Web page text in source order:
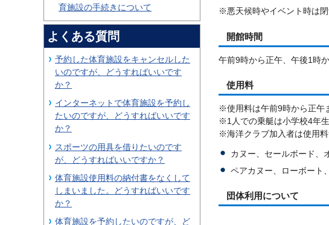
※悪天候時やイベント時は閉
開館時間
午前9時から正午、午後1時
使用料
※使用料は午前9時から正午
※1人での乗艇は小学校4年生
※海洋クラブ加入者は使用料
カヌー、セールボード、
ペアカヌー、ローボート
団体利用について
育施設の手続きについて
よくある質問
予約した体育施設をキャンセルした
いのですが、どうすればいいです
か？
インターネットで体育施設を予約し
たいのですが、どうすればいいです
か？
スポーツの用具を借りたいのです
が、どうすればいいですか？
体育施設使用料の納付書をなくして
しまいました。どうすればいいです
か？
体育施設を予約したいのですが、ど